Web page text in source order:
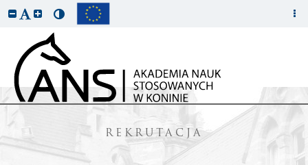
REKRUTACJA